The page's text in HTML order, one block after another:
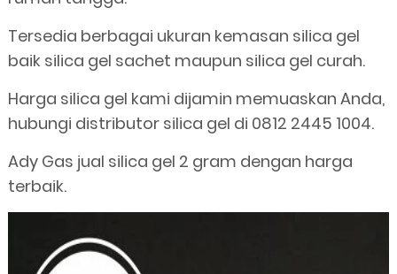
Tersedia berbagai ukuran kemasan silica gel
baik silica gel sachet maupun silica gel curah.
Harga silica gel kami dijamin memuaskan Anda,
hubungi distributor silica gel di 0812 2445 1004.
Ady Gas jual silica gel 2 gram dengan harga
terbaik.